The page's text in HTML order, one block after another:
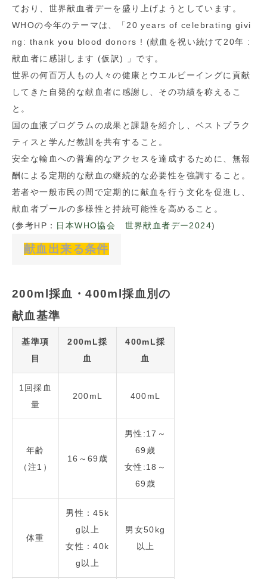
ており、世界献血者デーを盛り上げようとしています。
WHOの今年のテーマは、「20 years of celebrating givi
ng: thank you blood donors ! (献血を祝い続けて20年 :
献血者に感謝します (仮訳) 」です。
世界の何百万人もの人々の健康とウエルビーイングに貢献
してきた自発的な献血者に感謝し、その功績を称えるこ
と。
国の血液プログラムの成果と課題を紹介し、ベストプラク
ティスと学んだ教訓を共有すること。
安全な輸血への普遍的なアクセスを達成するために、無報
酬による定期的な献血の継続的な必要性を強調すること。
若者や一般市民の間で定期的に献血を行う文化を促進し、
献血者プールの多様性と持続可能性を高めること。
(参考HP： 日本WHO協会 世界献血者デー2024)
献血出来る条件
200ml採血・400ml採血別の
献血基準
基準項
目
200mL採
血
400mL採
血
1回採血
量
200mL 400mL
年齢
（注1）
16～69歳
男性:17～
69歳
女性:18～
69歳
体重
男性：45k
g以上
女性：40k
g以上
男女50kg
以上